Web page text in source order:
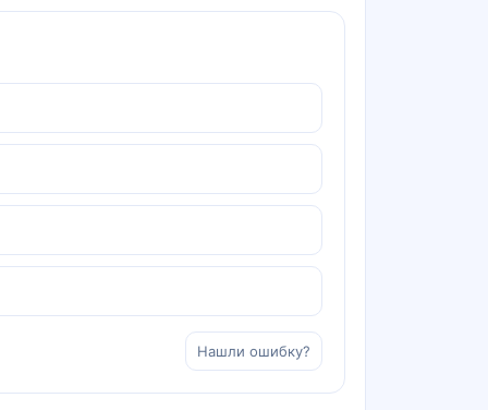
Нашли ошибку?